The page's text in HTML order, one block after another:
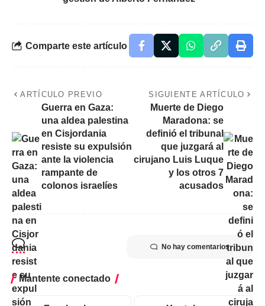
Comparte este artículo
ARTÍCULO PREVIO
Guerra en Gaza:
una aldea palestina
en Cisjordania
resiste su expulsión
ante la violencia
rampante de
colonos israelíes
SIGUIENTE ARTÍCULO
Muerte de Diego
Maradona: se
definió el tribunal
que juzgará al
cirujano Luis Luque
y los otros 7
acusados
No hay comentarios
Mantente conectado